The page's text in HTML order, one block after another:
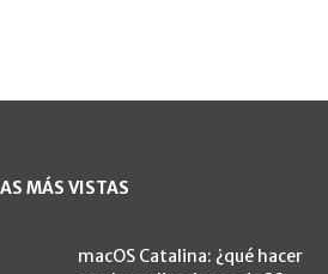
MÁS VISTAS
macOS Catalina: ¿qué hacer